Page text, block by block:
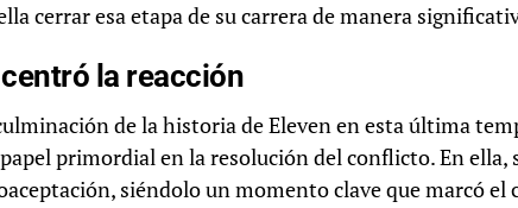
cerrar esa etapa de su carrera de manera
la reacción
de la historia de Eleven en esta última
primordial en la resolución del conflicto. En ella,
siéndolo un momento clave que marcó el